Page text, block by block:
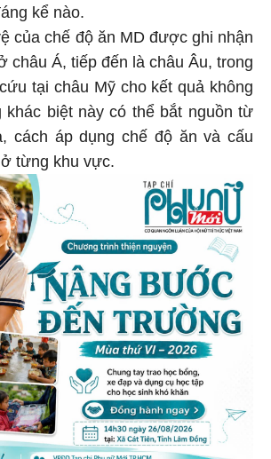
kể nào.
của chế độ ăn MD được ghi nhận
châu Á, tiếp đến là châu Âu, trong
tại châu Mỹ cho kết quả không
khác biệt này có thể bắt nguồn từ
cách áp dụng chế độ ăn và cấu
từng khu vực.